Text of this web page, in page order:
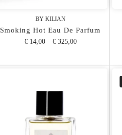
BY KILIAN
Smoking Hot Eau De Parfum
€ 14,00 – € 325,00